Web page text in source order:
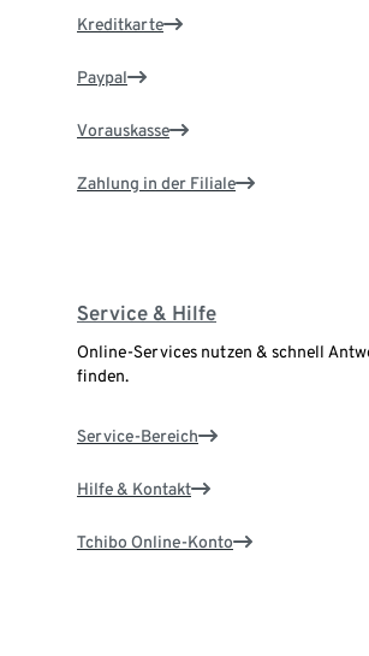
Kreditkarte
Paypal
Vorauskasse
Zahlung in der Filiale
Service & Hilfe
Online-Services nutzen & schnell
finden.
Service-Bereich
Hilfe & Kontakt
Tchibo Online-Konto